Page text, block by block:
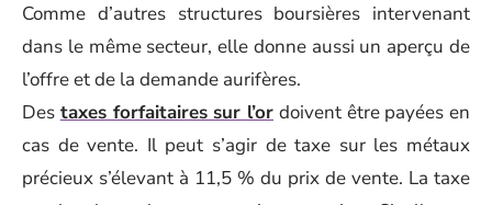
Comme d’autres structures boursières intervenant
dans le même secteur, elle donne aussi un aperçu de
l’offre et de la demande aurifères.
Des taxes forfaitaires sur l’or doivent être payées en
cas de vente. Il peut s’agir de taxe sur les métaux
précieux s’élevant à 11,5 % du prix de vente. La taxe